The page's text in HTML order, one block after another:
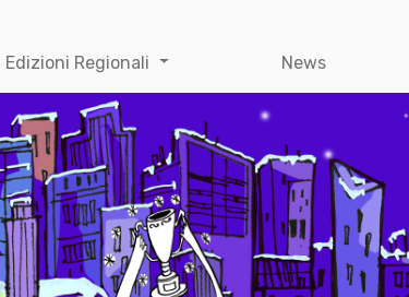
Edizioni Regionali News